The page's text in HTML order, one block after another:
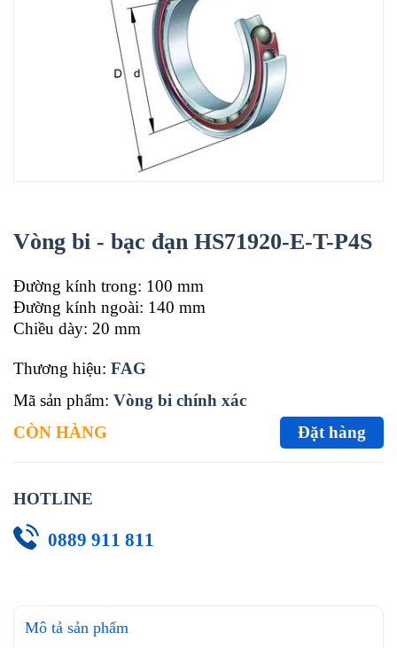
Vòng bi - bạc đạn HS71920-E-T-P4S
Đường kính trong: 100 mm
Đường kính ngoài: 140 mm
Chiều dày: 20 mm
Thương hiệu: FAG
Mã sản phẩm: Vòng bi chính xác
CÒN HÀNG
Đặt hàng
HOTLINE
0889 911 811
Mô tả sản phẩm